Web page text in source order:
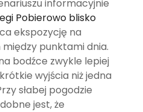
informacyjnie
Pobierowo blisko
ekspozycję na
punktami dnia.
bodźce zwykle lepiej
wyjścia niż jedna
słabej pogodzie
jest, że